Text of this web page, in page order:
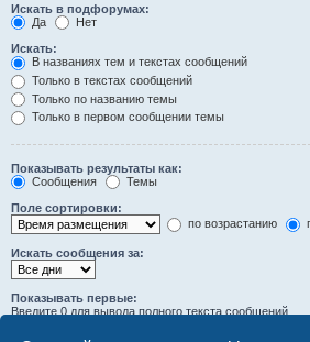
Искать в подфорумах:
Да
Нет
Искать:
В названиях тем и текстах сообщений
Только в текстах сообщений
Только по названию темы
Только в первом сообщении темы
Показывать результаты как:
Сообщения
Темы
Поле сортировки:
по возрастанию
Искать сообщения за:
Показывать первые:
Введите 0 для вывода полного текста сообщений.